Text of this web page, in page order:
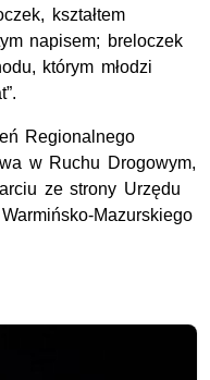
kształtem
napisem; breloczek
którym młodzi
Regionalnego
w Ruchu Drogowym,
ze strony Urzędu
Mazurskiego